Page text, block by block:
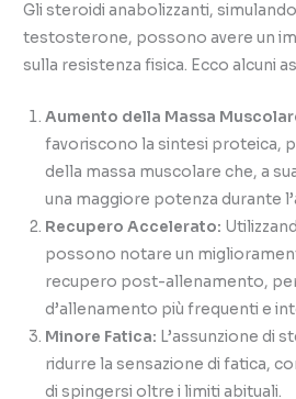
Gli steroidi anabolizzanti,
testosterone, possono avere un
sulla resistenza fisica. Ecco alcuni
Aumento della Massa
favoriscono la sintesi proteica,
della massa muscolare che, a
una maggiore potenza durante
Recupero Accelerato:
possono notare un
recupero post-allenamento,
d’allenamento più frequenti e
Minore Fatica: L’assunzione di
ridurre la sensazione di fatica,
di spingersi oltre i limiti abituali.